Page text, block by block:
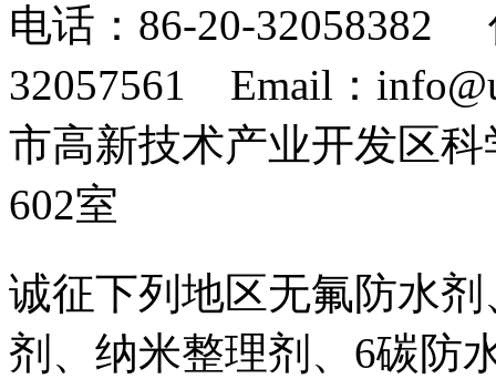
电话：86-20-32058382
32057561 Email：
市高新技术产业开发区
602室
诚征下列地区无氟防水
剂、纳米整理剂、6碳防